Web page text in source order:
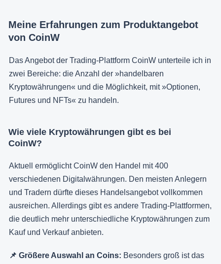
Meine Erfahrungen zum Produktangebot
von CoinW
Das Angebot der Trading-Plattform CoinW unterteile ich in
zwei Bereiche: die Anzahl der »handelbaren
Kryptowährungen« und die Möglichkeit, mit »Optionen,
Futures und NFTs« zu handeln.
Wie viele Kryptowährungen gibt es bei
CoinW?
Aktuell ermöglicht CoinW den Handel mit 400
verschiedenen Digitalwährungen. Den meisten Anlegern
und Tradern dürfte dieses Handelsangebot vollkommen
ausreichen. Allerdings gibt es andere Trading-Plattformen,
die deutlich mehr unterschiedliche Kryptowährungen zum
Kauf und Verkauf anbieten.
📌 Größere Auswahl an Coins: Besonders groß ist das